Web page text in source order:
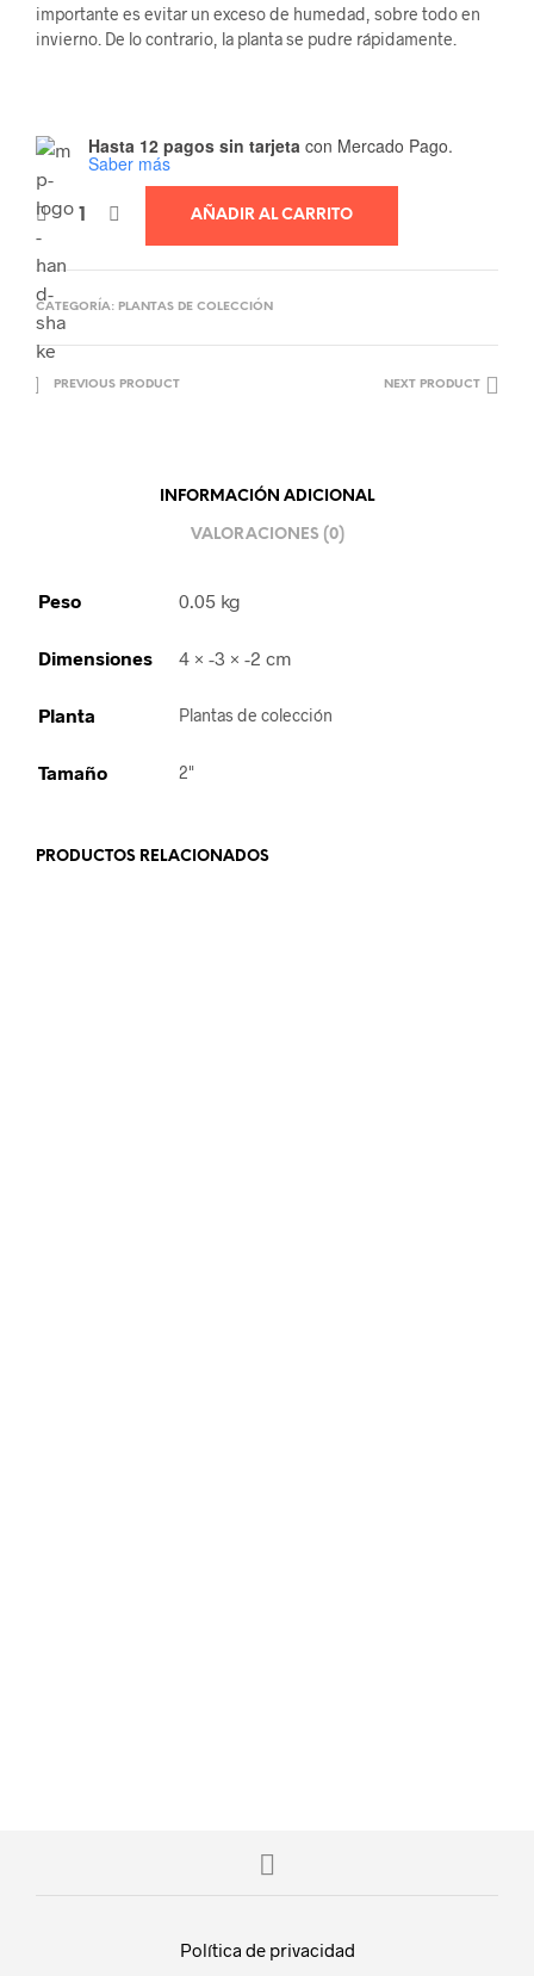
importante es evitar un exceso de humedad, sobre todo en
invierno. De lo contrario, la planta se pudre rápidamente.
Hasta 12 pagos sin tarjeta con Mercado Pago.
Saber más
AÑADIR AL CARRITO
CATEGORÍA: PLANTAS DE COLECCIÓN
PREVIOUS PRODUCT NEXT PRODUCT
INFORMACIÓN ADICIONAL
VALORACIONES (0)
Peso 0.05 kg
Dimensiones 4 × -3 × -2 cm
Planta Plantas de colección
Tamaño 2"
PRODUCTOS RELACIONADOS
Política de privacidad